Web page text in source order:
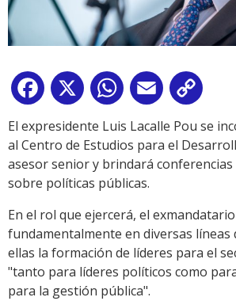
Facebook
X WhatsApp
Email
Link
El expresidente Luis Lacalle Pou se
al Centro de Estudios para el
asesor senior y brindará
sobre políticas públicas.
En el rol que ejercerá, el
fundamentalmente en diversas líneas
ellas la formación de líderes para el
"tanto para líderes políticos como
para la gestión pública".